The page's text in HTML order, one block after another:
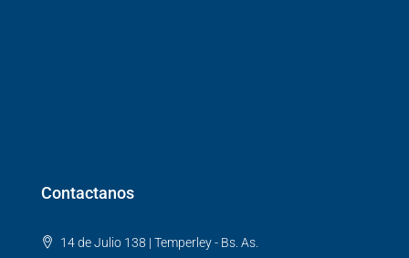
Contactanos
14 de Julio 138 | Temperley - Bs. As.